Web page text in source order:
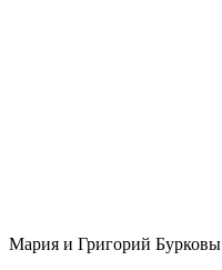
Мария и Григорий Бурковы